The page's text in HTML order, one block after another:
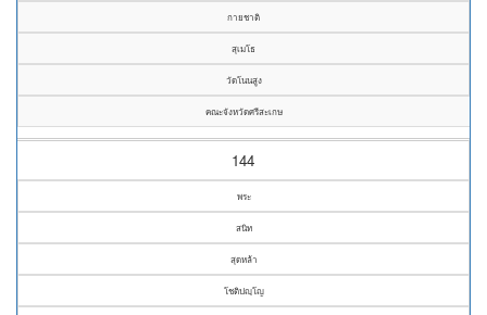
กายชาติ
สุเมโธ
วัดโนนสูง
คณะจังหวัดศรีสะเกษ
144
พระ
สนิท
สุดหล้า
โชติปญฺโญ